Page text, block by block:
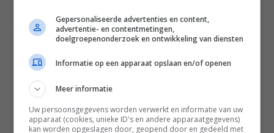
Gepersonaliseerde advertenties en content,
advertentie- en contentmetingen,
doelgroepenonderzoek en ontwikkeling van diensten
Informatie op een apparaat opslaan en/of openen
Meer informatie
Uw persoonsgegevens worden verwerkt en informatie van uw
apparaat (cookies, unieke ID's en andere apparaatgegevens)
kan worden opgeslagen door, geopend door en gedeeld met